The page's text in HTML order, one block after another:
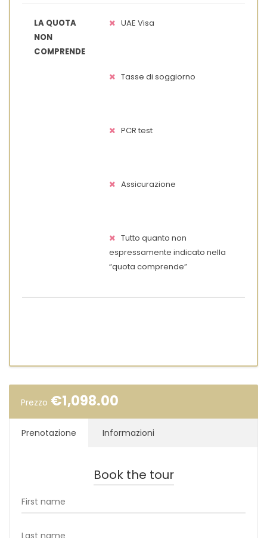
LA QUOTA
NON
COMPRENDE
UAE Visa
Tasse di soggiorno
PCR test
Assicurazione
Tutto quanto non
espressamente indicato nella
“quota comprende”
Prezzo €1,098.00
Prenotazione Informazioni
Book the tour